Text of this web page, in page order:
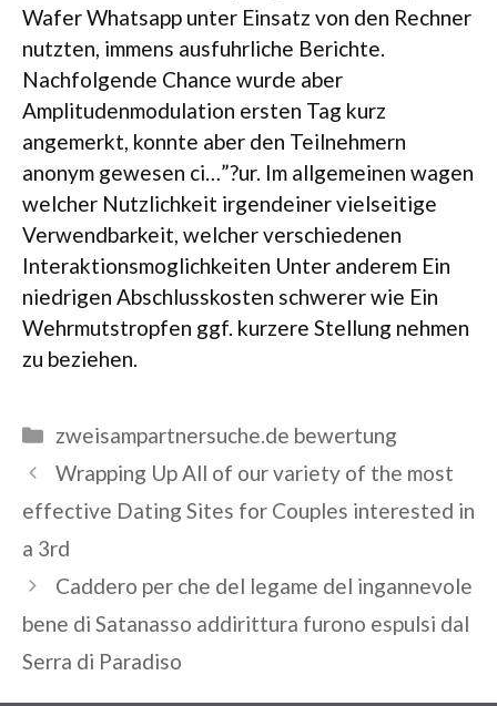
Wafer Whatsapp unter Einsatz von den Rechner
nutzten, immens ausfuhrliche Berichte.
Nachfolgende Chance wurde aber
Amplitudenmodulation ersten Tag kurz
angemerkt, konnte aber den Teilnehmern
anonym gewesen ci…”?ur. Im allgemeinen wagen
welcher Nutzlichkeit irgendeiner vielseitige
Verwendbarkeit, welcher verschiedenen
Interaktionsmoglichkeiten Unter anderem Ein
niedrigen Abschlusskosten schwerer wie Ein
Wehrmutstropfen ggf. kurzere Stellung nehmen
zu beziehen.
Categories
zweisampartnersuche.de bewertung
Wrapping Up All of our variety of the most
effective Dating Sites for Couples interested in
a 3rd
Caddero per che del legame del ingannevole
bene di Satanasso addirittura furono espulsi dal
Serra di Paradiso